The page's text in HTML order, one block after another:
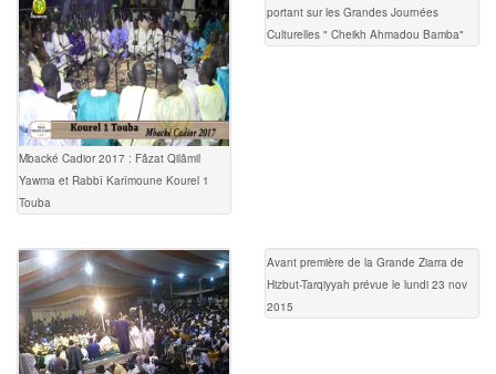
Mbacké Cadior 2017 : Fâzat Qilâmil
Yawma et Rabbî Karîmoune Kourel 1
Touba
portant sur les Grandes Journées
Culturelles " Cheikh Ahmadou Bamba"
Avant première de la Grande Ziarra de
Hizbut-Tarqiyyah prévue le lundi 23 nov
2015